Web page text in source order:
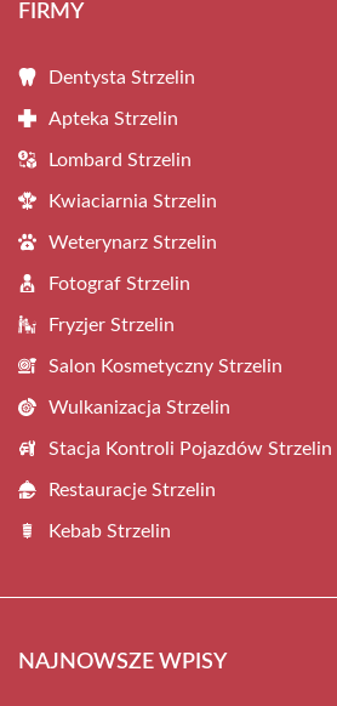
FIRMY
Dentysta Strzelin
Apteka Strzelin
Lombard Strzelin
Kwiaciarnia Strzelin
Weterynarz Strzelin
Fotograf Strzelin
Fryzjer Strzelin
Salon Kosmetyczny Strzelin
Wulkanizacja Strzelin
Stacja Kontroli Pojazdów Strzelin
Restauracje Strzelin
Kebab Strzelin
NAJNOWSZE WPISY